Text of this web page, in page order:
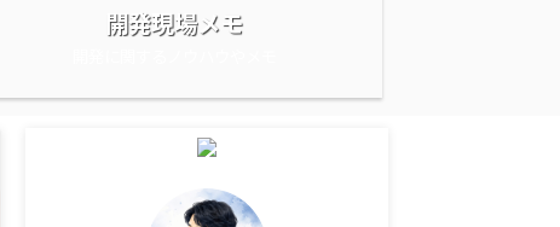
開発現場メモ